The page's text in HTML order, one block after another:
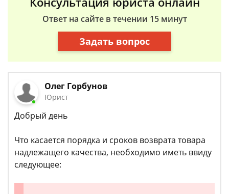
Ответ на сайте в течении 15 минут
Задать вопрос
Олег Горбунов
Юрист
Добрый день
Что касается порядка и сроков возврата товара
надлежащего качества, необходимо иметь ввиду
следующее: